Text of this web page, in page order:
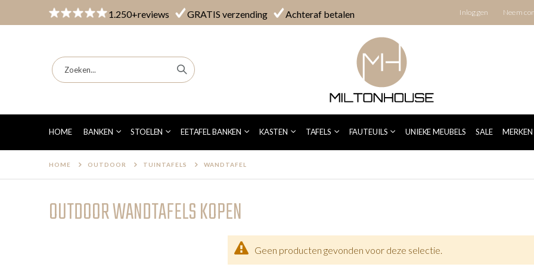
1.250+reviews GRATIS verzending Achteraf betalen Inloggen Neem
HOME BANKEN STOELEN EETAFEL BANKEN KASTEN TAFELS FAUTEUILS UNIEKE MEUBELS SALE MERKEN
HOME OUTDOOR TUINTAFELS WANDTAFEL
OUTDOOR WANDTAFELS KOPEN
Geen producten gevonden voor deze selectie.